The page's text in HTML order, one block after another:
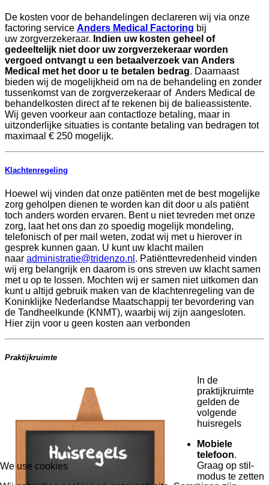
De kosten voor de behandelingen declareren wij via onze
factoring service Anders Medical Factoring bij
uw zorgverzekeraar. Indien uw kosten geheel of
gedeeltelijk niet door uw zorgverzekeraar worden
vergoed ontvangt u een betaalverzoek van Anders
Medical met het door u te betalen bedrag. Daarnaast
bieden wij de mogelijkheid om na de behandeling en zonder
tussenkomst van de zorgverzekeraar of Anders Medical de
behandelkosten direct af te rekenen bij de balieassistente.
Wij geven voorkeur aan contactloze betaling, maar in
uitzonderlijke situaties is contante betaling van bedragen tot
maximaal € 250 mogelijk.
Klachtenregeling
Hoewel wij vinden dat onze patiënten met de best mogelijke
zorg geholpen dienen te worden kan dit door u als patiënt
toch anders worden ervaren. Bent u niet tevreden met onze
zorg, laat het ons dan zo spoedig mogelijk mondeling,
telefonisch of per mail weten, zodat wij met u hierover in
gesprek kunnen gaan. U kunt uw klacht mailen
naar administratie@tridenzo.nl . Patiënttevredenheid vinden
wij erg belangrijk en daarom is ons streven uw klacht samen
met u op te lossen. Mochten wij er samen niet uitkomen dan
kunt u altijd gebruik maken van de klachtenregeling van de
Koninklijke Nederlandse Maatschappij ter bevordering van
de Tandheelkunde (KNMT), waarbij wij zijn aangesloten.
Hier zijn voor u geen kosten aan verbonden
Praktijkruimte
In de
praktijkruimte
gelden de
volgende
huisregels
Mobiele
telefoon.
Graag op stil-
modus te zetten
We use cookies